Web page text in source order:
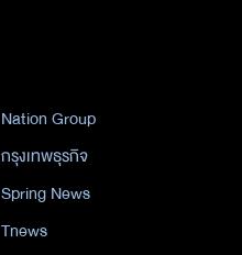
Nation Group
กรุงเทพธุรกิจ
Spring News
Tnews